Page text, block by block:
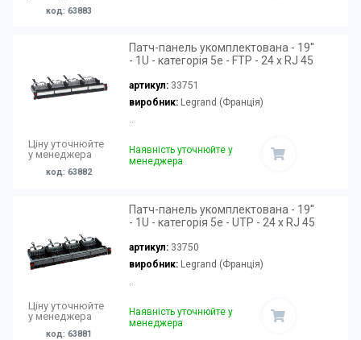
код: 63883
Ціну уточнюйте
у менеджера
код: 63882
Патч-панель укомплектована - 19''
- 1U - категорія 5е - FTP - 24 x RJ 45
артикул: 33751
виробник:Legrand (Франція)
..
Наявність уточнюйте у
менеджера
Ціну уточнюйте
у менеджера
код: 63881
Патч-панель укомплектована - 19''
- 1U - категорія 5е - UTP - 24 x RJ 45
артикул: 33750
виробник:Legrand (Франція)
..
Наявність уточнюйте у
менеджера